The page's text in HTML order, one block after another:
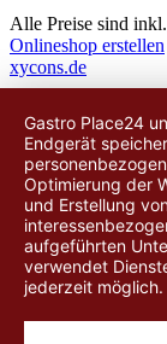
Alle Preise sind
Onlineshop erstellen
xycons.de
Gastro Place24
Endgerät
Optimierung der
und Erstellung
aufgeführten
verwendet
jederzeit möglich.